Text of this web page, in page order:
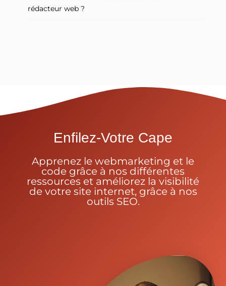
rédacteur web ?
Enfilez-Votre Cape
Apprenez le webmarketing et le
code grâce à nos différentes
ressources et améliorez la visibilité
de votre site internet, grâce à nos
outils SEO.